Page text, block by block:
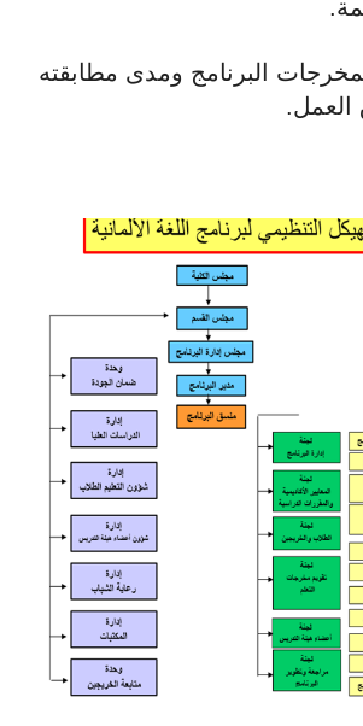
البرنامج ومدى مطابقته
العمل.